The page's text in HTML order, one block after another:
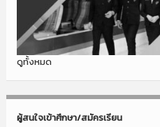
ดูทั้งหมด
ผู้สนใจเข้าศึกษา/สมัครเรียน